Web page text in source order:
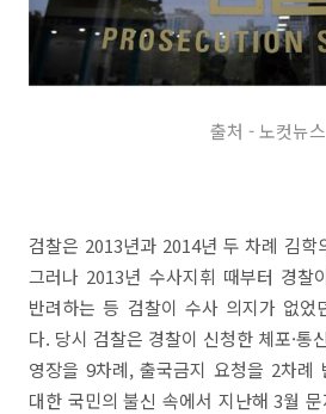
출처 - 노컷뉴스
검찰은 2013년과 2014년 두 차례 김학
그러나 2013년 수사지휘 때부터 경찰
반려하는 등 검찰이 수사 의지가 없었
다. 당시 검찰은 경찰이 신청한 체포·통
영장을 9차례, 출국금지 요청을 2차례
대한 국민의 불신 속에서 지난해 3월